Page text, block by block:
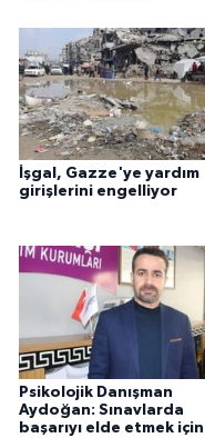
İşgal, Gazze'ye yardım
girişlerini engelliyor
Psikolojik Danışman
Aydoğan: Sınavlarda
başarıyı elde etmek için